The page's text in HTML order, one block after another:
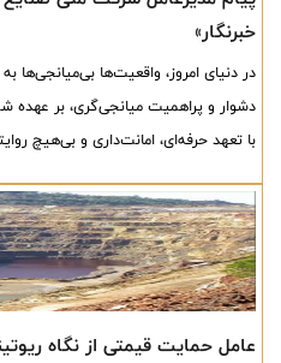
خبرنگار»
در دنیای امروز، واقعیت‌ها
دشوار و پراهمیت میانجی‌گری، بر عهده
با تعهد حرفه‌ای، امانت‌داری و بی‌هیچ
عامل حمایت قیمتی از نگاه